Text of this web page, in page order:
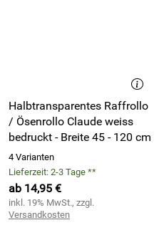
Halbtransparentes Raffrollo
/ Ösenrollo Claude weiss
bedruckt - Breite 45 - 120 cm
4 Varianten
Lieferzeit: 2-3 Tage **
ab 14,95 €
inkl. 19% MwSt., zzgl.
Versandkosten